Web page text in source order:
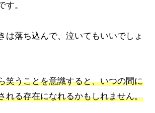
す。
は落ち込んで、泣いてもいいでしょ
笑うことを意識すると、いつの間に
れる存在になれるかもしれません。